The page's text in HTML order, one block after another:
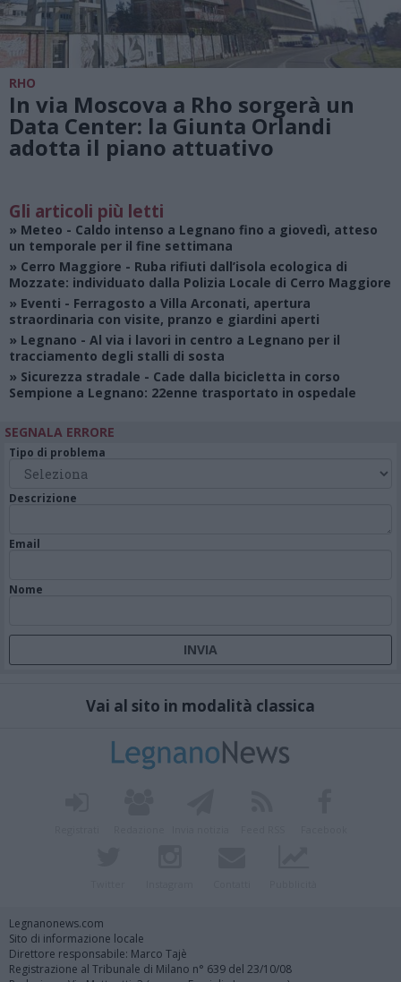
RHO
In via Moscova a Rho sorgerà un
Data Center: la Giunta Orlandi
adotta il piano attuativo
Gli articoli più letti
» Meteo - Caldo intenso a Legnano fino a giovedì, atteso
un temporale per il fine settimana
» Cerro Maggiore - Ruba rifiuti dall’isola ecologica di
Mozzate: individuato dalla Polizia Locale di Cerro Maggiore
» Eventi - Ferragosto a Villa Arconati, apertura
straordinaria con visite, pranzo e giardini aperti
» Legnano - Al via i lavori in centro a Legnano per il
tracciamento degli stalli di sosta
» Sicurezza stradale - Cade dalla bicicletta in corso
Sempione a Legnano: 22enne trasportato in ospedale
SEGNALA ERRORE
Tipo di problema
Descrizione
Email
Nome
Vai al sito in modalità classica
Legnanonews.com
Sito di informazione locale
Direttore responsabile: Marco Tajè
Registrazione al Tribunale di Milano n° 639 del 23/10/08